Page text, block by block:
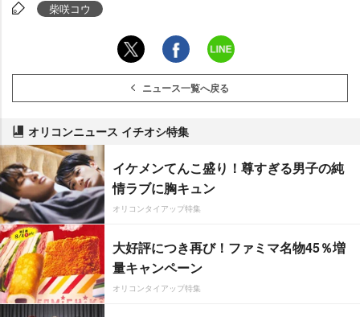
柴咲コウ
ニュース一覧へ戻る
オリコンニュース イチオシ特集
イケメンてんこ盛り！尊すぎる男子の純
情ラブに胸キュン
オリコンタイアップ特集
大好評につき再び！ファミマ名物45％増
量キャンペーン
オリコンタイアップ特集